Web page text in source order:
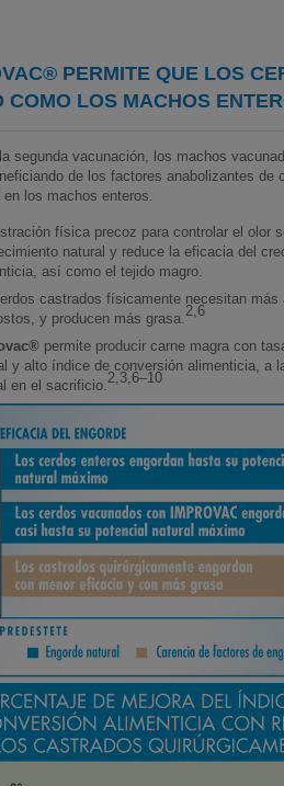
PERMITE QUE LOS
COMO LOS MACHOS
segunda vacunación, los machos
de los factores anabolizantes de
los machos enteros.
física precoz para controlar el olor
natural y reduce la eficacia del
así como el tejido magro.
castrados físicamente necesitan
y producen más grasa.2,6
permite producir carne magra con
y alto índice de conversión alimenticia, a
en el sacrificio.2,3,6–10